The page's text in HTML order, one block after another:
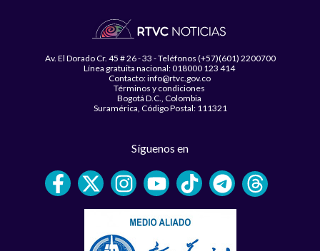
Av. El Dorado Cr. 45 # 26 - 33 - Teléfonos (+57)(601) 2200700
Línea gratuita nacional: 018000 123 414
Contacto: info@rtvc.gov.co
Términos y condiciones
Bogotá D.C., Colombia
Suramérica, Código Postal: 111321
Síguenos en